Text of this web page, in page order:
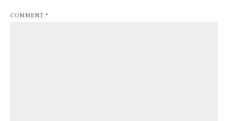
COMMENT *